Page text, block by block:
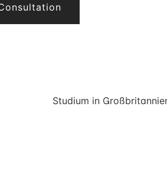
Studium in